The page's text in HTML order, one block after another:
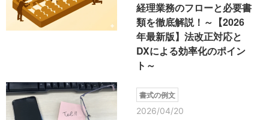
経理業務のフローと必要書
類を徹底解説！～【2026
年最新版】法改正対応と
DXによる効率化のポイン
ト～
書式の例文
2026/04/20